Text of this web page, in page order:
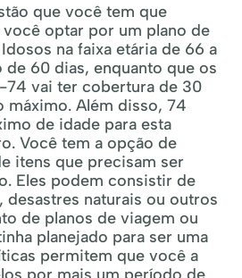
que você tem que
optar por um plano de
na faixa etária de 66 a
60 dias, enquanto que os
vai ter cobertura de 30
máximo. Além disso, 74
de idade para esta
Você tem a opção de
itens que precisam ser
Eles podem consistir de
desastres naturais ou outros
de planos de viagem ou
planejado para ser uma
permitem que você a